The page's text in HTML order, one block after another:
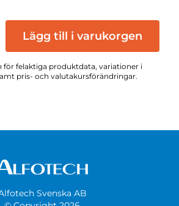
Lägg till i varukorgen
för felaktiga produktdata, variationer i
pris- och valutakursförändringar.
Svenska AB